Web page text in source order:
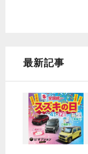
最新記事